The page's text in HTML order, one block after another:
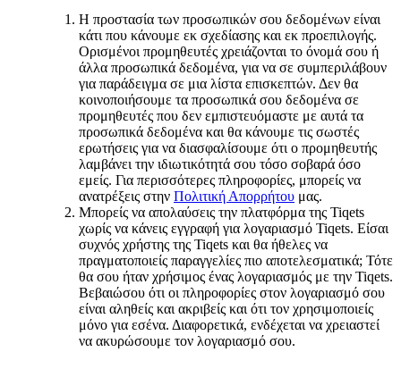
Η προστασία των προσωπικών σου δεδομένων είναι
κάτι που κάνουμε εκ σχεδίασης και εκ προεπιλογής.
Ορισμένοι προμηθευτές χρειάζονται το όνομά σου ή
άλλα προσωπικά δεδομένα, για να σε συμπεριλάβουν
για παράδειγμα σε μια λίστα επισκεπτών. Δεν θα
κοινοποιήσουμε τα προσωπικά σου δεδομένα σε
προμηθευτές που δεν εμπιστευόμαστε με αυτά τα
προσωπικά δεδομένα και θα κάνουμε τις σωστές
ερωτήσεις για να διασφαλίσουμε ότι ο προμηθευτής
λαμβάνει την ιδιωτικότητά σου τόσο σοβαρά όσο
εμείς. Για περισσότερες πληροφορίες, μπορείς να
ανατρέξεις στην Πολιτική Απορρήτου μας.
Μπορείς να απολαύσεις την πλατφόρμα της Tiqets
χωρίς να κάνεις εγγραφή για λογαριασμό Tiqets. Είσαι
συχνός χρήστης της Tiqets και θα ήθελες να
πραγματοποιείς παραγγελίες πιο αποτελεσματικά; Τότε
θα σου ήταν χρήσιμος ένας λογαριασμός με την Tiqets.
Βεβαιώσου ότι οι πληροφορίες στον λογαριασμό σου
είναι αληθείς και ακριβείς και ότι τον χρησιμοποιείς
μόνο για εσένα. Διαφορετικά, ενδέχεται να χρειαστεί
να ακυρώσουμε τον λογαριασμό σου.